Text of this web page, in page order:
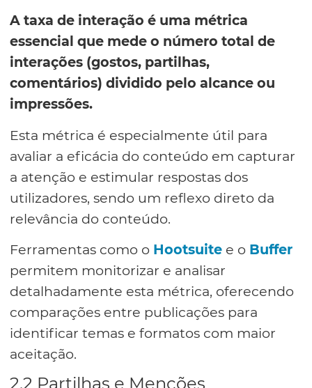
A taxa de interação é uma métrica
essencial que mede o número total de
interações (gostos, partilhas,
comentários) dividido pelo alcance ou
impressões.
Esta métrica é especialmente útil para
avaliar a eficácia do conteúdo em capturar
a atenção e estimular respostas dos
utilizadores, sendo um reflexo direto da
relevância do conteúdo.
Ferramentas como o Hootsuite e o Buffer
permitem monitorizar e analisar
detalhadamente esta métrica, oferecendo
comparações entre publicações para
identificar temas e formatos com maior
aceitação.
2.2 Partilhas e Menções